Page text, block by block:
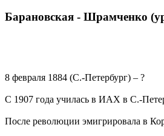
Барановская - Шрамченко
8 февраля 1884 (С.-Петербург) – ?
С 1907 года училась в ИАХ в С.-
После революции эмигрировала в